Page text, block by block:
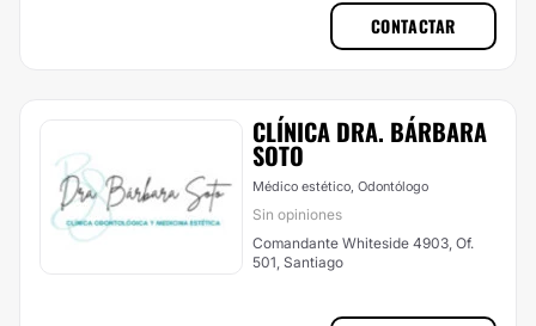
CONTACTAR
CLÍNICA DRA. BÁRBARA
SOTO
Médico estético, Odontólogo
Sin opiniones
Comandante Whiteside 4903, Of.
501, Santiago